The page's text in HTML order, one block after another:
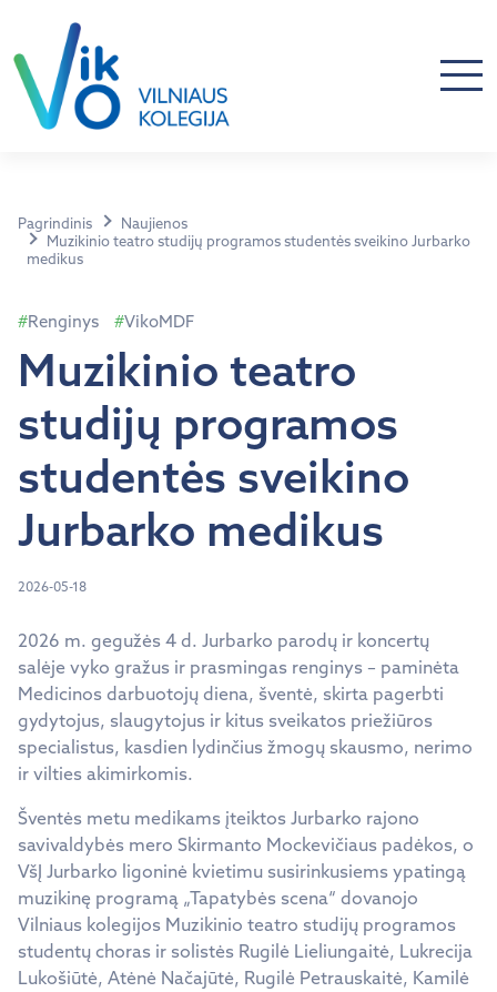
Pagrindinis
Naujienos
Muzikinio teatro studijų programos studentės sveikino Jurbarko
medikus
Renginys VikoMDF
Muzikinio teatro
studijų programos
studentės sveikino
Jurbarko medikus
2026-05-18
2026 m. gegužės 4 d. Jurbarko parodų ir koncertų
salėje vyko gražus ir prasmingas renginys – paminėta
Medicinos darbuotojų diena, šventė, skirta pagerbti
gydytojus, slaugytojus ir kitus sveikatos priežiūros
specialistus, kasdien lydinčius žmogų skausmo, nerimo
ir vilties akimirkomis.
Šventės metu medikams įteiktos Jurbarko rajono
savivaldybės mero Skirmanto Mockevičiaus padėkos, o
VšĮ Jurbarko ligoninė kvietimu susirinkusiems ypatingą
muzikinę programą „Tapatybės scena“ dovanojo
Vilniaus kolegijos Muzikinio teatro studijų programos
studentų choras ir solistės Rugilė Lieliungaitė, Lukrecija
Lukošiūtė, Atėnė Načajūtė, Rugilė Petrauskaitė, Kamilė